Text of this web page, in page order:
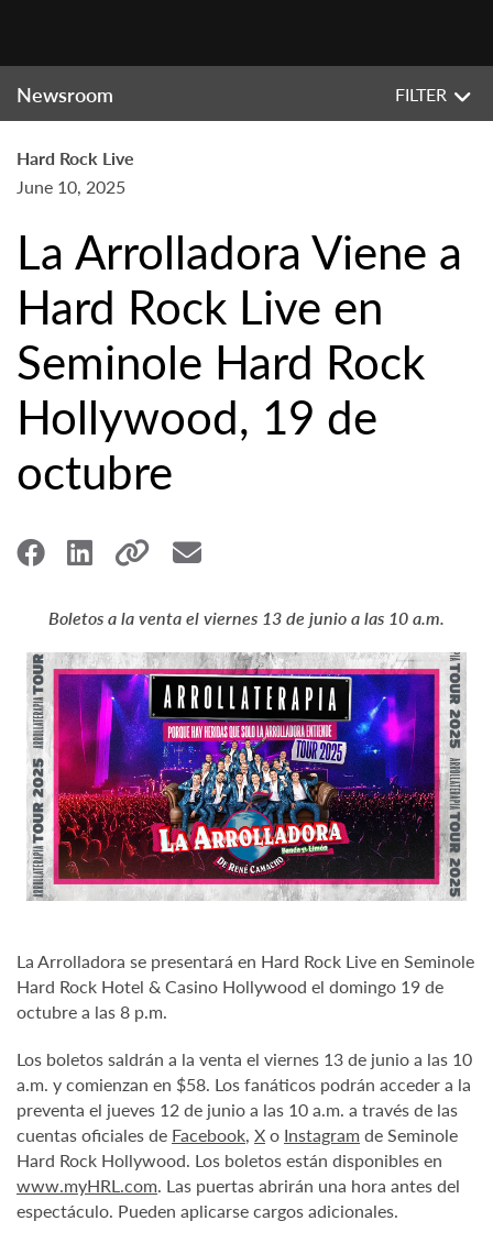
Newsroom FILTER
Hard Rock Live
June 10, 2025
La Arrolladora Viene a
Hard Rock Live en
Seminole Hard Rock
Hollywood, 19 de
octubre
Boletos a la venta el viernes 13 de junio a las 10 a.m.
La Arrolladora se presentará en Hard Rock Live en Seminole
Hard Rock Hotel & Casino Hollywood el domingo 19 de
octubre a las 8 p.m.
Los boletos saldrán a la venta el viernes 13 de junio a las 10
a.m. y comienzan en $58. Los fanáticos podrán acceder a la
preventa el jueves 12 de junio a las 10 a.m. a través de las
cuentas oficiales de Facebook, Xo Instagram de Seminole
Hard Rock Hollywood. Los boletos están disponibles en
www.myHRL.com. Las puertas abrirán una hora antes del
espectáculo. Pueden aplicarse cargos adicionales.